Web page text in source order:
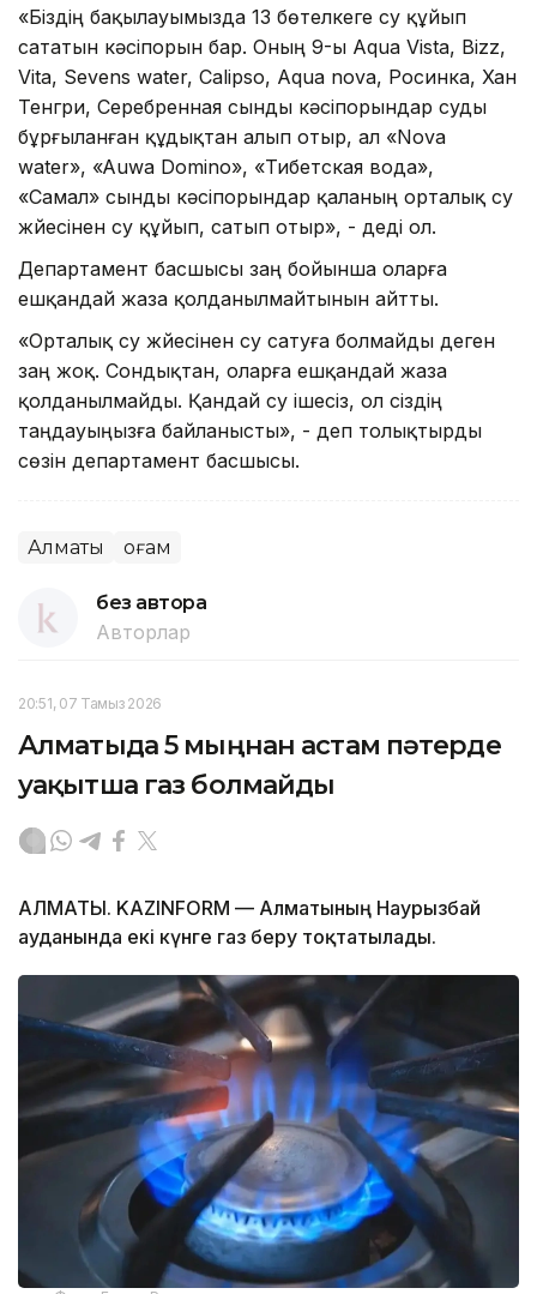
«Біздің бақылауымызда 13 бөтелкеге су құйып
сататын кәсіпорын бар. Оның 9-ы Aqua Vista, Bizz,
Vita, Sevens water, Calipso, Aqua nova, Росинка, Хан
Тенгри, Серебренная сынды кәсіпорындар суды
бұрғыланған құдықтан алып отыр, ал «Nova
water», «Auwa Domino», «Тибетская вода»,
«Самал» сынды кәсіпорындар қаланың орталық су
жүйесінен су құйып, сатып отыр», - деді ол.
Департамент басшысы заң бойынша оларға
ешқандай жаза қолданылмайтынын айтты.
«Орталық су жүйесінен су сатуға болмайды деген
заң жоқ. Сондықтан, оларға ешқандай жаза
қолданылмайды. Қандай су ішесіз, ол сіздің
таңдауыңызға байланысты», - деп толықтырды
сөзін департамент басшысы.
Алматы Қоғам
без автора
Авторлар
20:51, 07 Тамыз 2026
Алматыда 5 мыңнан астам пәтерде
уақытша газ болмайды
АЛМАТЫ. KAZINFORM — Алматының Наурызбай
ауданында екі күнге газ беру тоқтатылады.